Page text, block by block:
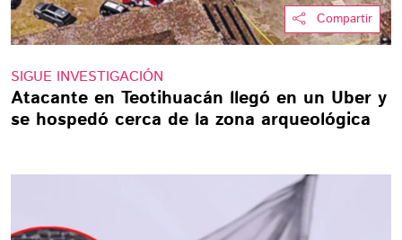
Compartir
SIGUE INVESTIGACIÓN
Atacante en Teotihuacán llegó en un Uber y
se hospedó cerca de la zona arqueológica